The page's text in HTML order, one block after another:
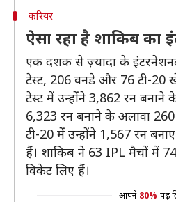
करियर
ऐसा रहा है शाकिब का
एक दशक से ज़्यादा के
टेस्ट, 206 वनडे और 76 टी-20
टेस्ट में उन्होंने 3,862 रन
6,323 रन बनाने के अलावा 260
टी-20 में उन्होंने 1,567 रन
हैं। शाकिब ने 63 IPL मैचों में
विकेट लिए हैं।
आपने 80% पढ़